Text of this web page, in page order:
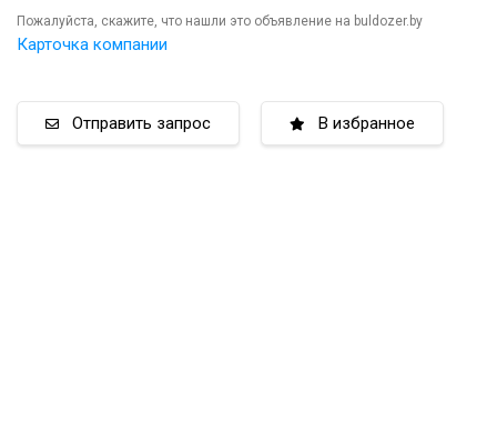
Пожалуйста, скажите, что нашли это объявление на buldozer.by
Карточка компании
Отправить запрос В избранное